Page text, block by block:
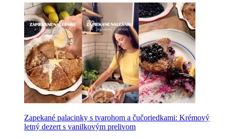
Zapekané palacinky s tvarohom a čučoriedkami: Krémový
letný dezert s vanilkovým prelivom